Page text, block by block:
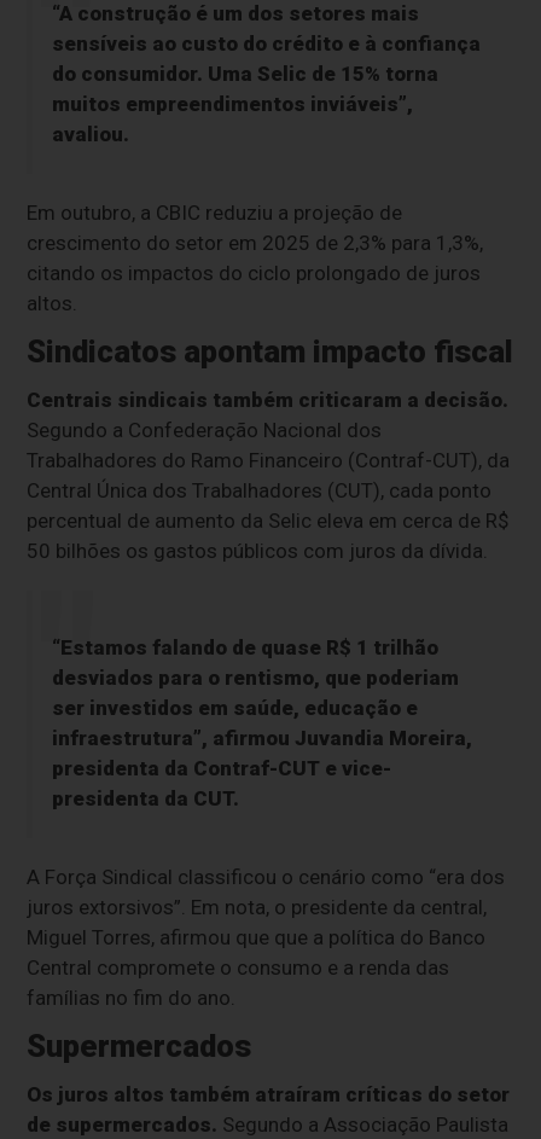
“A construção é um dos setores mais
sensíveis ao custo do crédito e à confiança
do consumidor. Uma Selic de 15% torna
muitos empreendimentos inviáveis”,
avaliou.
Em outubro, a CBIC reduziu a projeção de
crescimento do setor em 2025 de 2,3% para 1,3%,
citando os impactos do ciclo prolongado de juros
altos.
Sindicatos apontam impacto fiscal
Centrais sindicais também criticaram a decisão.
Segundo a Confederação Nacional dos
Trabalhadores do Ramo Financeiro (Contraf-CUT), da
Central Única dos Trabalhadores (CUT), cada ponto
percentual de aumento da Selic eleva em cerca de R$
50 bilhões os gastos públicos com juros da dívida.
“Estamos falando de quase R$ 1 trilhão
desviados para o rentismo, que poderiam
ser investidos em saúde, educação e
infraestrutura”, afirmou Juvandia Moreira,
presidenta da Contraf-CUT e vice-
presidenta da CUT.
A Força Sindical classificou o cenário como “era dos
juros extorsivos”. Em nota, o presidente da central,
Miguel Torres, afirmou que que a política do Banco
Central compromete o consumo e a renda das
famílias no fim do ano.
Supermercados
Os juros altos também atraíram críticas do setor
de supermercados. Segundo a Associação Paulista